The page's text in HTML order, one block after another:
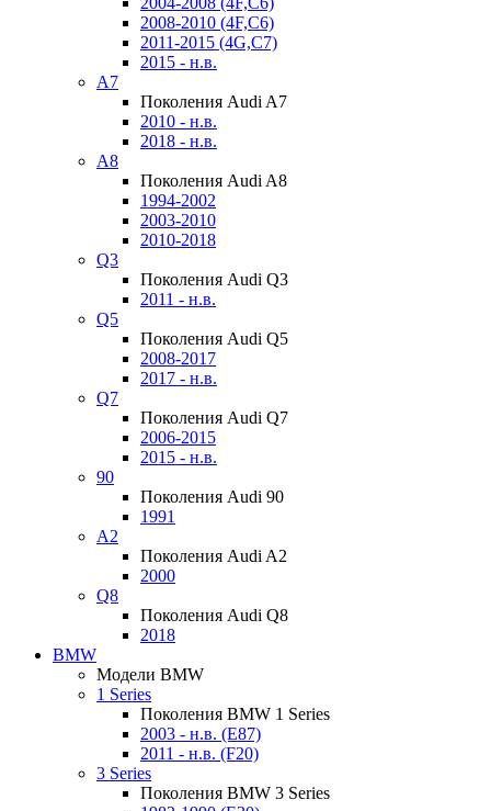
2008-2010 (4F,C6)
2011-2015 (4G,C7)
2015 - н.в.
A7
Поколения Audi A7
2010 - н.в.
2018 - н.в.
A8
Поколения Audi A8
1994-2002
2003-2010
2010-2018
Q3
Поколения Audi Q3
2011 - н.в.
Q5
Поколения Audi Q5
2008-2017
2017 - н.в.
Q7
Поколения Audi Q7
2006-2015
2015 - н.в.
90
Поколения Audi 90
1991
A2
Поколения Audi A2
2000
Q8
Поколения Audi Q8
2018
BMW
Модели BMW
1 Series
Поколения BMW 1 Series
2003 - н.в. (E87)
2011 - н.в. (F20)
3 Series
Поколения BMW 3 Series